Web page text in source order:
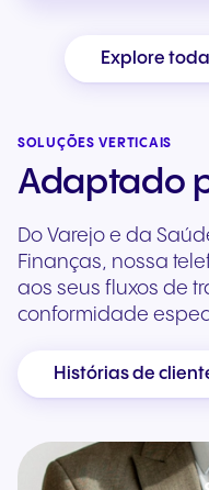
Explore
SOLUÇÕES VERTICAIS
Adaptado
Do Varejo e da
Finanças, nossa
aos seus fluxos de
conformidade
Histórias de